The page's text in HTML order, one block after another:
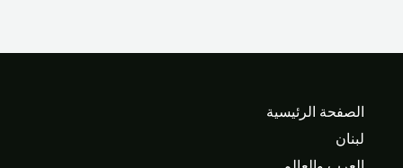
الصفحة الرئيسية
لبنان